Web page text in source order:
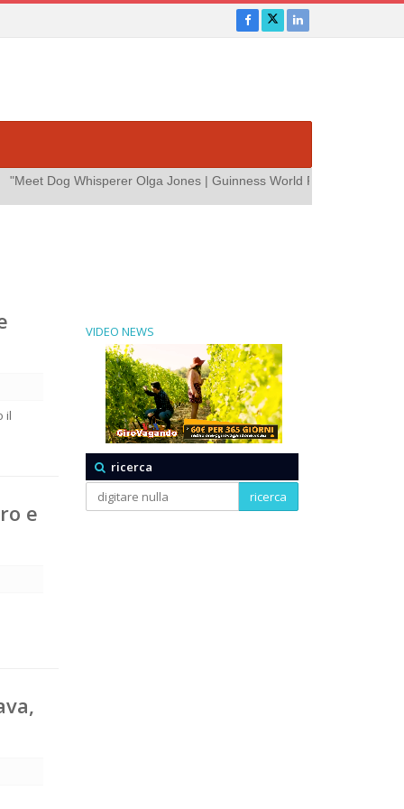
Jones | Guinness World Records" more video By:
il
e
VIDEO NEWS
ricerca
ricerca